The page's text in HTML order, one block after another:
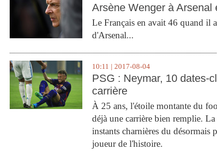
Arsène Wenger à Arsenal
Le Français en avait 46 quand il
d'Arsenal...
10:11 | 2017-08-04
PSG : Neymar, 10 dates-
carrière
À 25 ans, l'étoile montante du
déjà une carrière bien remplie.
instants charnières du désormais
joueur de l'histoire.